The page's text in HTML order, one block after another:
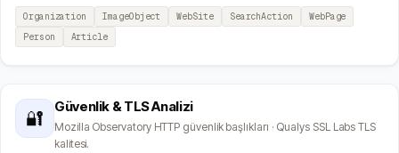
Organization ImageObject WebSite SearchAction
WebPage
Person
Article
🔐
Güvenlik & TLS Analizi
Mozilla Observatory HTTP güvenlik başlıkları · Qualys SSL Labs TLS
kalitesi.